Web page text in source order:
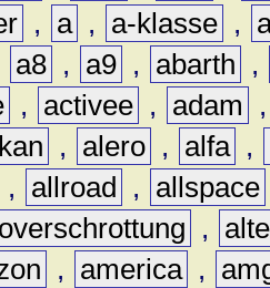
, a , a-klasse ,
a8 , a9 , abarth
,
, activee , adam
, alero , alfa ,
, allroad , allspace
,
, america ,